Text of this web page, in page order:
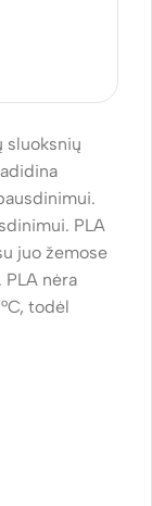
sluoksnių
PLA
juo žemose
nėra
todėl